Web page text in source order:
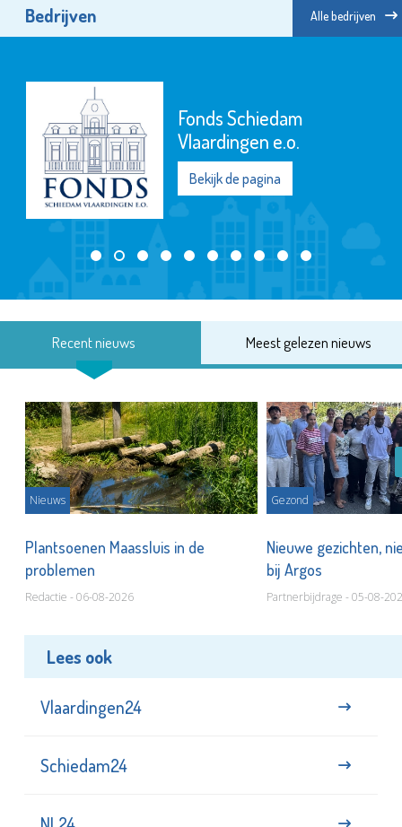
Bedrijven Alle bedrijven
Fonds Schiedam
Vlaardingen e.o.
Bekijk de pagina
Recent nieuws Meest gelezen nieuws
Nieuws
Plantsoenen Maassluis in de
problemen
Redactie - 06-08-2026
Gezond
Nieuwe gezichten,
bij Argos
Partnerbijdrage - 05-08-
Lees ook
Vlaardingen24
Schiedam24